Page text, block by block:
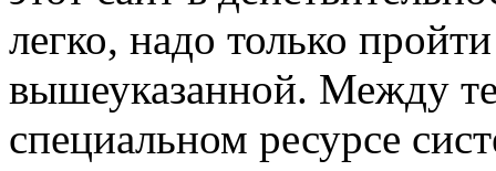
легко, надо только
вышеуказанной. Между
специальном ресурсе